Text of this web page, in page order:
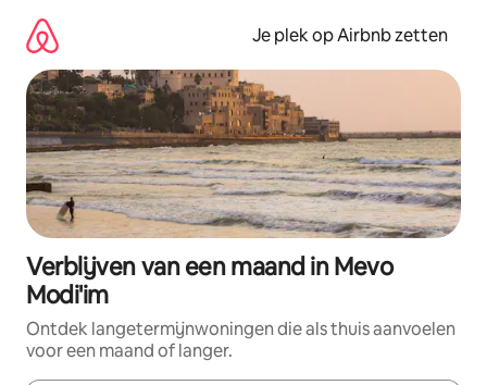
direct
naar
inhoud
Je plek op Airbnb zetten
Verblijven van een maand in Mevo
Modi'im
Ontdek langetermijnwoningen die als thuis aanvoelen
voor een maand of langer.